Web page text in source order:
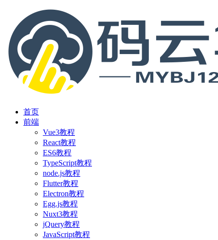
首页
前端
Vue3教程
React教程
ES6教程
TypeScript教程
node.js教程
Flutter教程
Electron教程
Egg.js教程
Nuxt3教程
jQuery教程
JavaScript教程